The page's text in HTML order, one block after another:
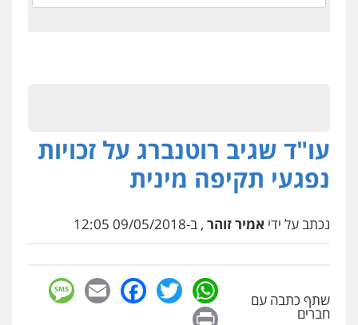
עו"ד שגיב רוטנברג על זכויות
נפגעי תקיפה מינית
נכתב על ידי אמיר זוהר , ב-09/05/2018 12:05
שתף כתבה עם
חברים
WhatsApp
Twitter
Facebook
Email